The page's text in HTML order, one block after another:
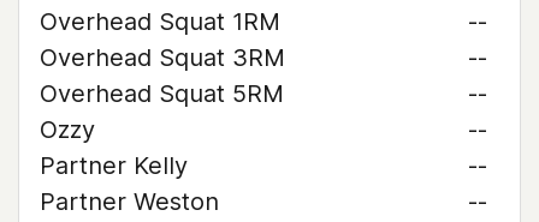
Overhead Squat 1RM
--
Overhead Squat 3RM
--
Overhead Squat 5RM
--
Ozzy
--
Partner Kelly
--
Partner Weston
--